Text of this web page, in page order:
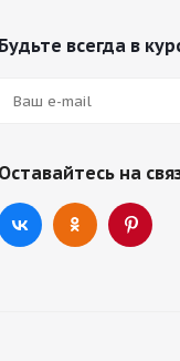
Будьте всегда в
Оставайтесь на